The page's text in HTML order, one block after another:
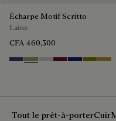
Écharpe Motif Scritto
Laine
CFA 460,300
Marine & Internal Giant
Citrus Green
Light Grey
Nero Bordo
Dark Blue
OliveCumin
Tout le prêt-à-porterCuir